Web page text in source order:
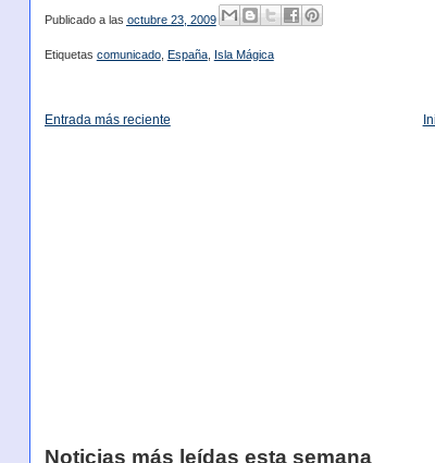
Publicado a las octubre 23, 2009
Etiquetas comunicado, España, Isla Mágica
Entrada más reciente
Noticias más leídas esta semana